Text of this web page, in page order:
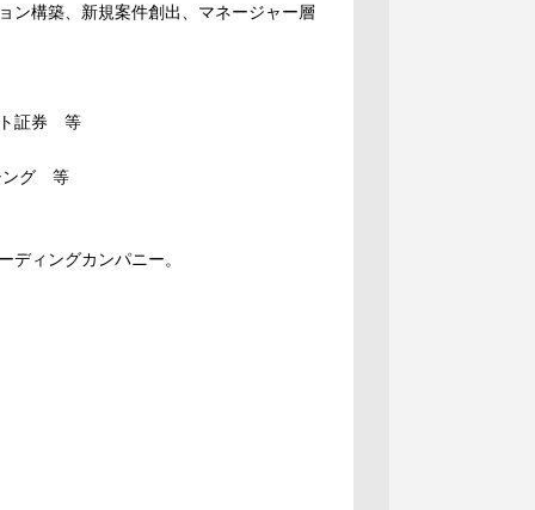
ン構築、新規案件創出、マネージャー層
ト証券 等
ング 等
ィングカンパニー。